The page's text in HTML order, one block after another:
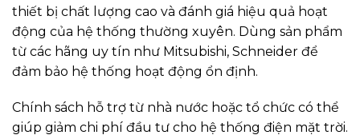
thiết bị chất lượng cao và đánh giá hiệu quả hoạt
động của hệ thống thường xuyên. Dùng sản phẩm
từ các hãng uy tín như Mitsubishi, Schneider để
đảm bảo hệ thống hoạt động ổn định.
Chính sách hỗ trợ từ nhà nước hoặc tổ chức có thể
giúp giảm chi phí đầu tư cho hệ thống điện mặt trời.